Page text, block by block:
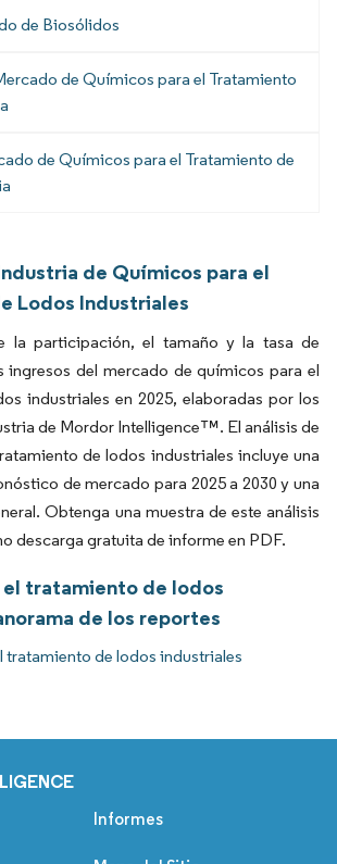
de Biosólidos
de Químicos para el Tratamiento
de Químicos para el Tratamiento de
de Químicos para el
Lodos Industriales
la participación, el tamaño y la tasa de
ingresos del mercado de químicos para el
industriales en 2025, elaboradas por los
de Mordor Intelligence™. El análisis de
de lodos industriales incluye una
de mercado para 2025 a 2030 y una
Obtenga una muestra de este análisis
descarga gratuita de informe en PDF.
tratamiento de lodos
de los reportes
tratamiento de lodos industriales
Informes